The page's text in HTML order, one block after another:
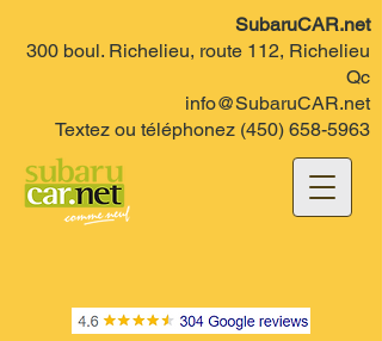
SubaruCAR.net
300 boul. Richelieu, route 112, Richelieu
Qc
info@SubaruCAR.net
Textez ou téléphonez (450) 658-5963